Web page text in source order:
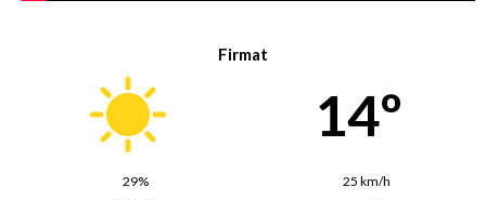
Firmat
14º
29%
25 km/h